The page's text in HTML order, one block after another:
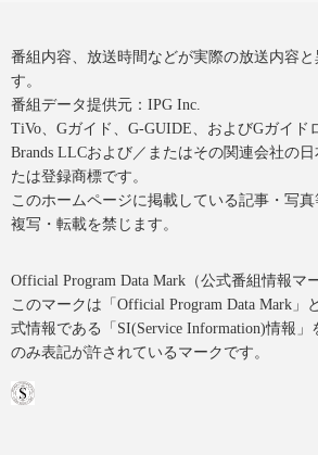
番組内容、放送時間などが実際の放送内容
す。
番組データ提供元：IPG Inc.
TiVo、Gガイド、G-GUIDE、およびGガイド
Brands LLCおよび／またはその関連会社の
たは登録商標です。
このホームページに掲載している記事・写
複写・転載を禁じます。
Official Program Data Mark（公式番組情報マ
このマークは「Official Program Data Mark」
式情報である「SI(Service Information)情報
のみ表記が許されているマークです。